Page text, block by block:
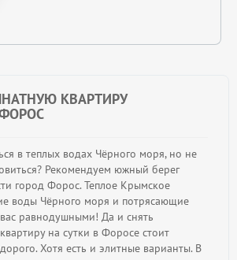
КВАРТИРУ
в теплых водах Чёрного моря, но не
Рекомендуем южный берег
город Форос. Теплое Крымское
воды Чёрного моря и потрясающие
равнодушными! Да и снять
на сутки в Форосе стоит
Хотя есть и элитные варианты. В